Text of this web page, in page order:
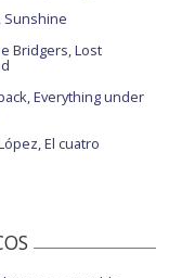
Sunshine
Bridgers, Lost
Everything under
El cuatro